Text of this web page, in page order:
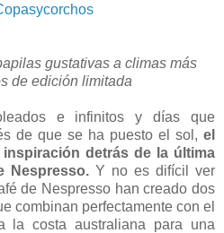
gustativas a climas más
de edición limitada
e infinitos y días que
de que se ha puesto el sol, el
detrás de la última
Nespresso. Y no es difícil ver
de Nespresso han creado dos
combinan perfectamente con el
la costa australiana para una